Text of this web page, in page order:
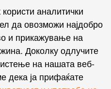
на социјалните мрежи
аналитички
да овозможи најдобро
и прикажување на
Доколку одлучите
на нашата веб-
дека ја прифаќате